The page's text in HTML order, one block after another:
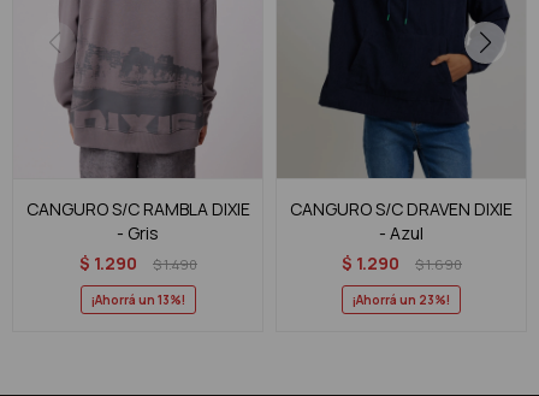
CANGURO S/C RAMBLA DIXIE
- Gris
$ 1.290 $1.490
13
CANGURO S/C DRAVEN DIXIE
- Azul
$ 1.290 $1.690
23